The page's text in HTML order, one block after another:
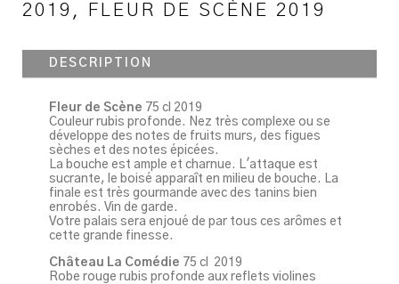
2019, FLEUR DE SCÈNE 2019
DESCRIPTION
Fleur de Scène 75 cl 2019
Couleur rubis profonde. Nez très complexe ou se
développe des notes de fruits murs, des figues
sèches et des notes épicées.
La bouche est ample et charnue. L'attaque est
sucrante, le boisé apparaît en milieu de bouche. La
finale est très gourmande avec des tanins bien
enrobés. Vin de garde.
Votre palais sera enjoué de par tous ces arômes et
cette grande finesse.
Château La Comédie 75 cl 2019
Robe rouge rubis profonde aux reflets violines